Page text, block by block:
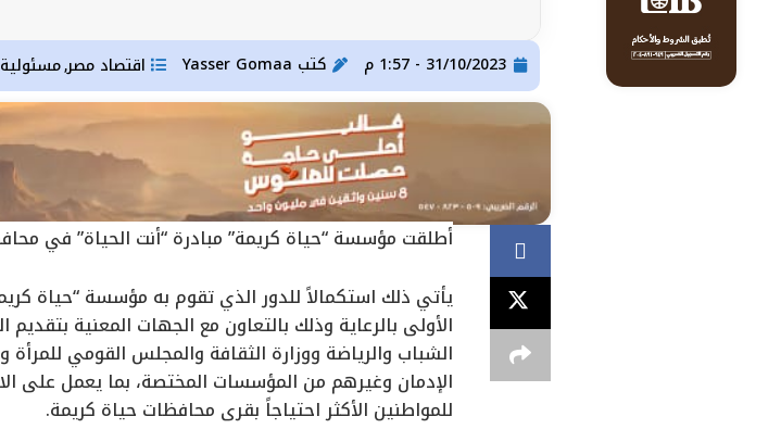
31/10/2023 - 1:57 م كتب اقتصاد مصر,
أطلقت مؤسسة “حياة كريمة” مبادرة “أنت الحياة” في
يأتي ذلك استكمالاً للدور الذي تقوم به مؤسسة “حياة
الأولى بالرعاية وذلك بالتعاون مع الجهات المعنية
الشباب والرياضة ووزارة الثقافة والمجلس القومي
الإدمان وغيرهم من المؤسسات المختصة، بما يعمل على
للمواطنين الأكثر احتياجاً بقرى محافظات حياة كريمة.